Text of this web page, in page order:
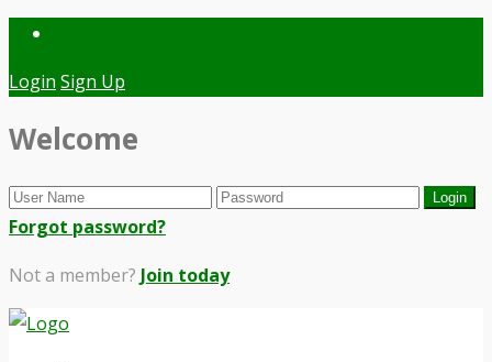
Login Sign Up
Welcome
Forgot password?
Not a member? Join today